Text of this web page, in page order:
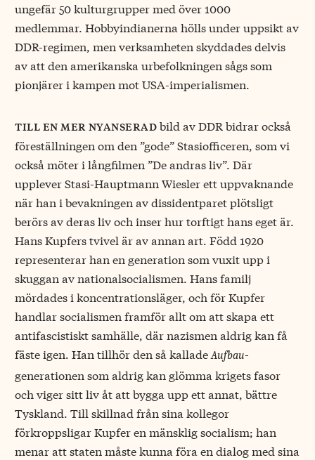
ungefär 50 kulturgrupper med över 1000
medlemmar. Hobbyindianerna hölls under uppsikt av
DDR-regimen, men verksamheten skyddades delvis
av att den amerikanska urbefolkningen sågs som
pionjärer i kampen mot USA-imperialismen.
till en mer nyanseradbild av DDR bidrar också
föreställningen om den ”gode” Stasiofficeren, som vi
också möter i långfilmen ”De andras liv”. Där
upplever Stasi-Hauptmann Wiesler ett uppvaknande
när han i bevakningen av dissidentparet plötsligt
berörs av deras liv och inser hur torftigt hans eget är.
Hans Kupfers tvivel är av annan art. Född 1920
representerar han en generation som vuxit upp i
skuggan av nationalsocialismen. Hans familj
mördades i koncentrationsläger, och för Kupfer
handlar socialismen framför allt om att skapa ett
antifascistiskt samhälle, där nazismen aldrig kan få
fäste igen. Han tillhör den så kallade Aufbau-
generationen som aldrig kan glömma krigets fasor
och viger sitt liv åt att bygga upp ett annat, bättre
Tyskland. Till skillnad från sina kollegor
förkroppsligar Kupfer en mänsklig socialism; han
menar att staten måste kunna föra en dialog med sina